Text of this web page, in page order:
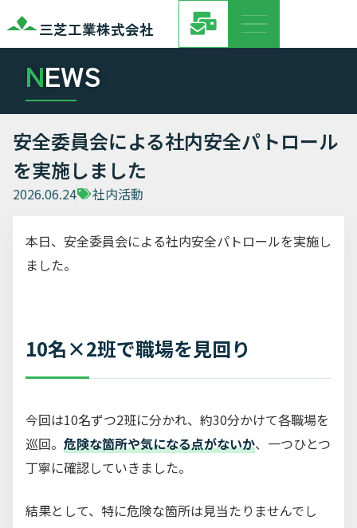
三芝工業株式会社
NEWS
安全委員会による社内安全パトロール
を実施しました
2026.06.24 社内活動
本日、安全委員会による社内安全パトロールを実施し
ました。
10名×2班で職場を見回り
今回は10名ずつ2班に分かれ、約30分かけて各職場を
巡回。 危険な箇所や気になる点がないか、一つひとつ
丁寧に確認していきました。
結果として、特に危険な箇所は見当たりませんでし